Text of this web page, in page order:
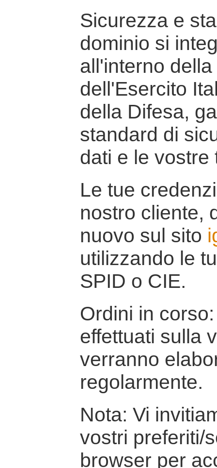
Sicurezza e
dominio si
all'interno
dell'Esercito
della Difesa,
standard di
dati e le vostre
Le tue
nostro cliente,
nuovo sul sito
utilizzando le
SPID o CIE.
Ordini in
effettuati sulla
verranno
regolarmente.
Nota: Vi
vostri preferiti/
browser per